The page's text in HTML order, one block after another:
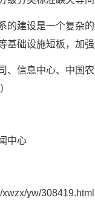
的建设是一个复杂
基础设施短板，加强
、信息中心、中国
中心
yw/308419.html